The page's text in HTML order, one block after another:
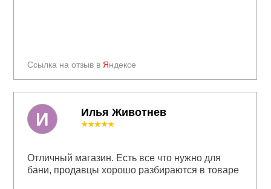
Ссылка на отзыв в Яндексе
Илья Животнев
★★★★★
Отличный магазин. Есть все что нужно для
бани, продавцы хорошо разбираются в товаре
И